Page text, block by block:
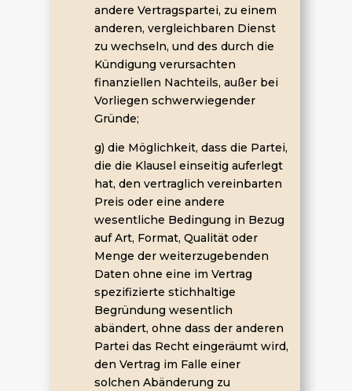
andere Vertragspartei, zu einem
anderen, vergleichbaren Dienst
zu wechseln, und des durch die
Kündigung verursachten
finanziellen Nachteils, außer bei
Vorliegen schwerwiegender
Gründe;
g) die Möglichkeit, dass die Partei,
die die Klausel einseitig auferlegt
hat, den vertraglich vereinbarten
Preis oder eine andere
wesentliche Bedingung in Bezug
auf Art, Format, Qualität oder
Menge der weiterzugebenden
Daten ohne eine im Vertrag
spezifizierte stichhaltige
Begründung wesentlich
abändert, ohne dass der anderen
Partei das Recht eingeräumt wird,
den Vertrag im Falle einer
solchen Abänderung zu